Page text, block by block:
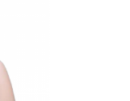
下
年